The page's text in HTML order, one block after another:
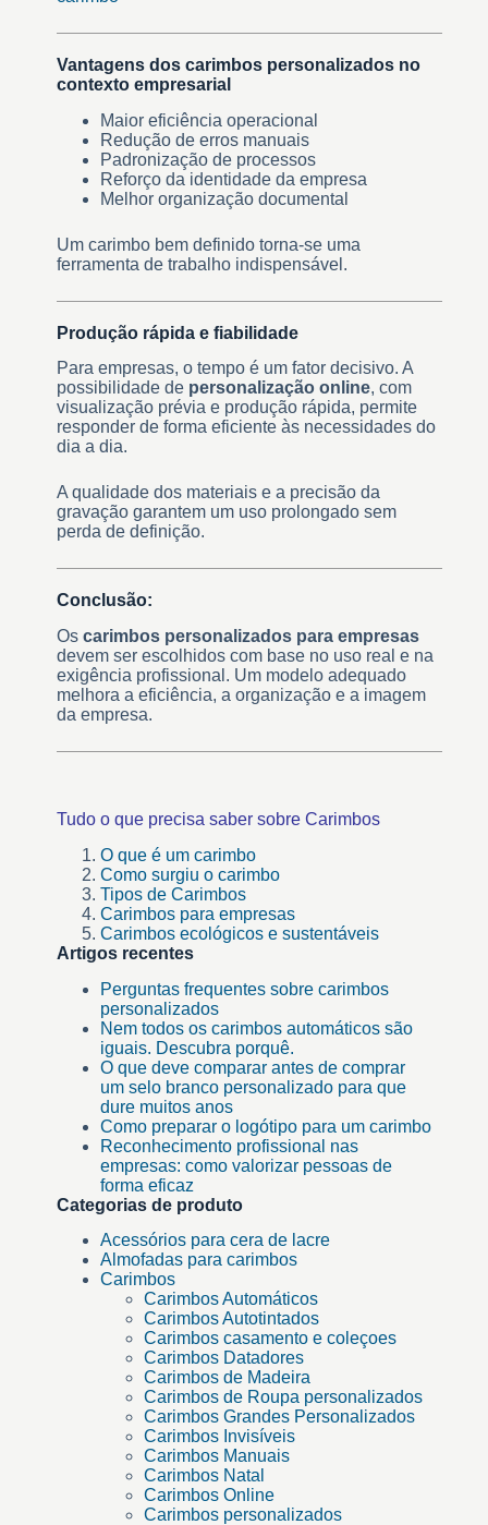
Vantagens dos carimbos personalizados no
contexto empresarial
Maior eficiência operacional
Redução de erros manuais
Padronização de processos
Reforço da identidade da empresa
Melhor organização documental
Um carimbo bem definido torna-se uma
ferramenta de trabalho indispensável.
Produção rápida e fiabilidade
Para empresas, o tempo é um fator decisivo. A
possibilidade de personalização online, com
visualização prévia e produção rápida, permite
responder de forma eficiente às necessidades do
dia a dia.
A qualidade dos materiais e a precisão da
gravação garantem um uso prolongado sem
perda de definição.
Conclusão:
Os carimbos personalizados para empresas
devem ser escolhidos com base no uso real e na
exigência profissional. Um modelo adequado
melhora a eficiência, a organização e a imagem
da empresa.
Tudo o que precisa saber sobre Carimbos
O que é um carimbo
Como surgiu o carimbo
Tipos de Carimbos
Carimbos para empresas
Carimbos ecológicos e sustentáveis
Artigos recentes
Perguntas frequentes sobre carimbos
personalizados
Nem todos os carimbos automáticos são
iguais. Descubra porquê.
O que deve comparar antes de comprar
um selo branco personalizado para que
dure muitos anos
Como preparar o logótipo para um carimbo
Reconhecimento profissional nas
empresas: como valorizar pessoas de
forma eficaz
Categorias de produto
Acessórios para cera de lacre
Almofadas para carimbos
Carimbos
Carimbos Automáticos
Carimbos Autotintados
Carimbos casamento e coleçoes
Carimbos Datadores
Carimbos de Madeira
Carimbos de Roupa personalizados
Carimbos Grandes Personalizados
Carimbos Invisíveis
Carimbos Manuais
Carimbos Natal
Carimbos Online
Carimbos personalizados